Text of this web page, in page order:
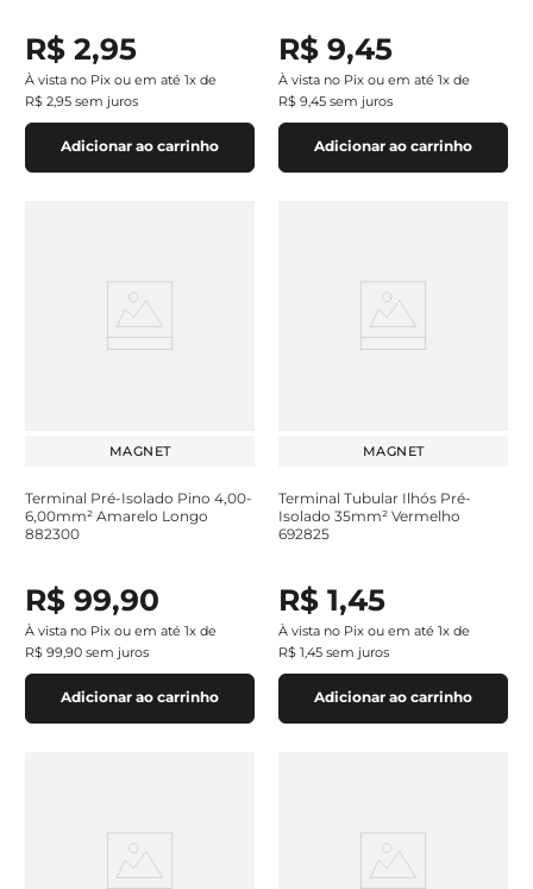
R$ 2,95
À vista no Pix ou em até 1x de
R$ 2,95 sem juros
Adicionar ao carrinho
R$ 9,45
À vista no Pix ou em até 1x de
R$ 9,45 sem juros
Adicionar ao carrinho
MAGNET
Terminal Pré-Isolado Pino 4,00-
6,00mm² Amarelo Longo
882300
R$ 99,90
À vista no Pix ou em até 1x de
R$ 99,90 sem juros
Adicionar ao carrinho
MAGNET
Terminal Tubular Ilhós Pré-
Isolado 35mm² Vermelho
692825
R$ 1,45
À vista no Pix ou em até 1x de
R$ 1,45 sem juros
Adicionar ao carrinho